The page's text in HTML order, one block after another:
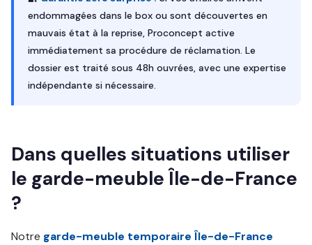
endommagées dans le box ou sont découvertes en
mauvais état à la reprise, Proconcept active
immédiatement sa procédure de réclamation. Le
dossier est traité sous 48h ouvrées, avec une expertise
indépendante si nécessaire.
Dans quelles situations utiliser
le garde-meuble Île-de-France
?
Notre garde-meuble temporaire Île-de-France